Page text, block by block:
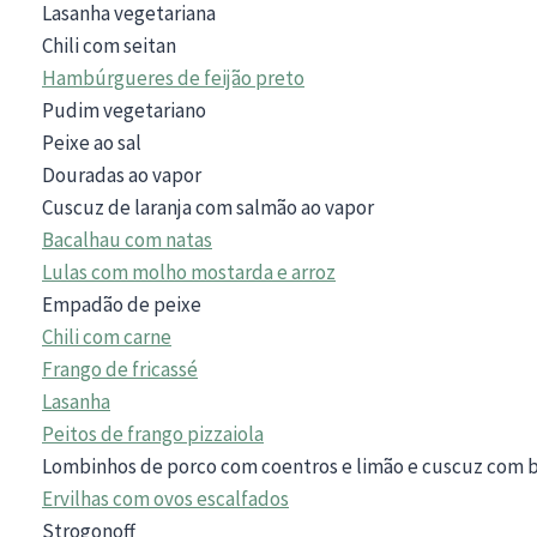
Lasanha vegetariana
Chili com seitan
Hambúrgueres de feijão preto
Pudim vegetariano
Peixe ao sal
Douradas ao vapor
Cuscuz de laranja com salmão ao vapor
Bacalhau com natas
Lulas com molho mostarda e arroz
Empadão de peixe
Chili com carne
Frango de fricassé
Lasanha
Peitos de frango pizzaiola
Lombinhos de porco com coentros e limão e cuscuz com
Ervilhas com ovos escalfados
Strogonoff